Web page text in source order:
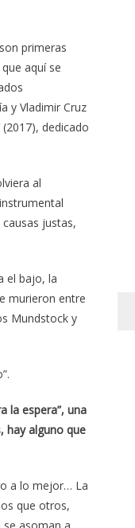
primeras
aquí se
y Vladimir Cruz
dedicado
al
justas,
el bajo, la
murieron entre
Mundstock y
la espera”, una
hay alguno que
a lo mejor… La
que otros,